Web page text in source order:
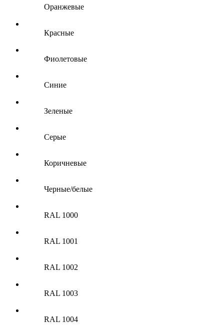
Оранжевые
Красные
Фиолетовые
Синие
Зеленые
Серые
Коричневые
Черные/белые
RAL 1000
RAL 1001
RAL 1002
RAL 1003
RAL 1004